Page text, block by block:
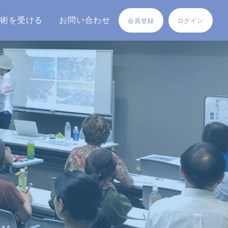
を受ける お問い合わせ 会員登録 ログイン